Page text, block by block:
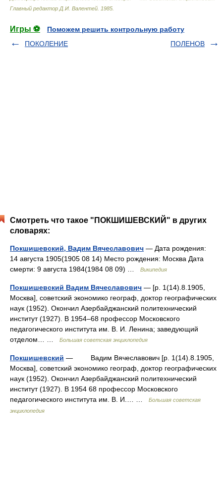
Главный редактор Д.И. Валентей 1985
Игры ⚽
Поможем решить контрольную работу
ПОКОЛЕНИЕ
ПОЛЕНОВ
Смотреть что такое "ПОКШИШЕВСКИЙ" в других
словарях:
Покшишевский, Вадим Вячеславович — Дата рождения:
14 августа 1905(1905 08 14) Место рождения: Москва Дата
смерти: 9 августа 1984(1984 08 09) …
Википедия
Покшишевский Вадим Вячеславович — [р. 1(14).8.1905,
Москва], советский экономико географ, доктор географических
наук (1952). Окончил Азербайджанский политехнический
институт (1927). В 1954‒68 профессор Московского
педагогического института им. В. И. Ленина; заведующий
отделом… …
Большая советская энциклопедия
Покшишевский — Вадим Вячеславович [р. 1(14).8.1905,
Москва], советский экономико географ, доктор географических
наук (1952). Окончил Азербайджанский политехнический
институт (1927). В 1954 68 профессор Московского
педагогического института им. В. И.… …
Большая советская
энциклопедия